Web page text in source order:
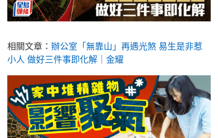
相關文章： 辦公室「無靠山」再遇光煞 易生是非惹
小人 做好三件事即化解｜金耀